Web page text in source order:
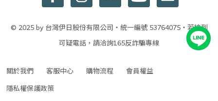
© 2025 by 台灣伊日股份有限公司・統一編號 53764075・若接到
可疑電話，請洽詢165反詐騙專線
關於我們 客服中心 購物流程
會員權益
隱私權保護政策